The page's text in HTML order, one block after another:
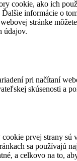
cookie, ako ich
informácie o
stránke
údajov.
pri načítaní
skúsenosti a
prvej strany sú
sa používajú
a celkovo na to,